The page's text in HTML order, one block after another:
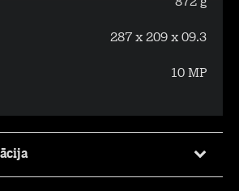
287 x 209 x 09.3
10 MP